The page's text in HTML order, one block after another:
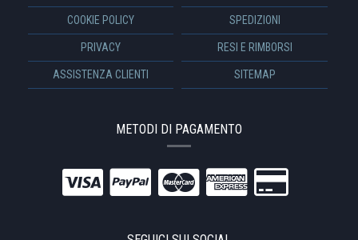
COOKIE POLICY SPEDIZIONI
PRIVACY RESI E RIMBORSI
ASSISTENZA CLIENTI SITEMAP
METODI DI PAGAMENTO